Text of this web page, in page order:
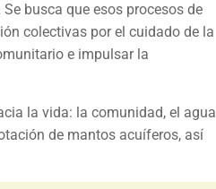
busca que esos procesos de
colectivas por el cuidado de la
e impulsar la
la vida: la comunidad, el agua
de mantos acuíferos, así